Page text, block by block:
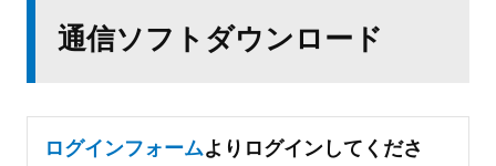
通信ソフトダウンロード
ログインフォームよりログインしてくださ